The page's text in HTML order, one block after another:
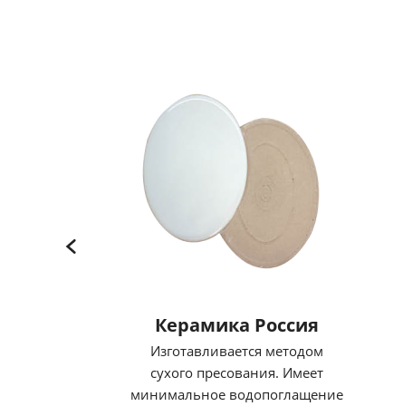
Керамика Россия
Изготавливается методом
сухого пресования. Имеет
минимальное водопоглащение